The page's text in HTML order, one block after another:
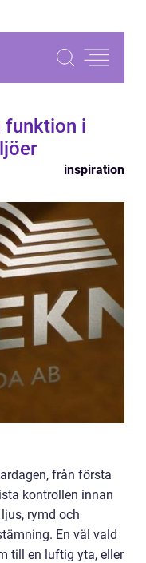
funktion i
inspiration
från första
kontrollen innan
rymd och
En väl vald
till en luftig yta, eller